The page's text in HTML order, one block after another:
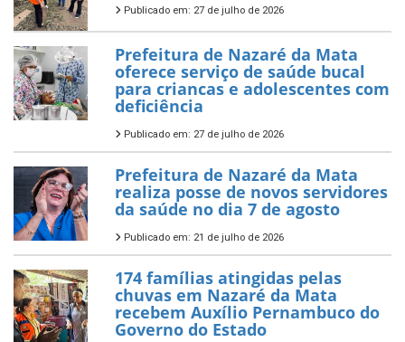
Publicado em: 27 de julho de 2026
Prefeitura de Nazaré da Mata
oferece serviço de saúde bucal
para criancas e adolescentes com
deficiência
Publicado em: 27 de julho de 2026
Prefeitura de Nazaré da Mata
realiza posse de novos servidores
da saúde no dia 7 de agosto
Publicado em: 21 de julho de 2026
174 famílias atingidas pelas
chuvas em Nazaré da Mata
recebem Auxílio Pernambuco do
Governo do Estado